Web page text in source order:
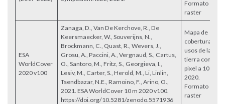
Formato
raster
ESA
WorldCover
2020 v100
Zanaga, D., Van De Kerchove, R., De
Keersmaecker, W., Souverijns, N.,
Brockmann, C., Quast, R., Wevers, J.,
Grosu, A., Paccini, A., Vergnaud, S., Cartus,
O., Santoro, M., Fritz, S., Georgieva, I.,
Lesiv, M., Carter, S., Herold, M., Li, Linlin,
Tsendbazar, N.E., Ramoino, F., Arino, O.,
2021. ESA WorldCover 10 m 2020 v100.
https://doi.org/10.5281/zenodo.5571936
Mapa de
cobertura y
usos de la
tierra con
pixel a 10 m,
2020.
Formato
raster